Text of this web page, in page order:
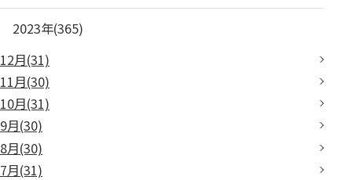
2023年(365)
12月(31)
11月(30)
10月(31)
9月(30)
8月(30)
7月(31)